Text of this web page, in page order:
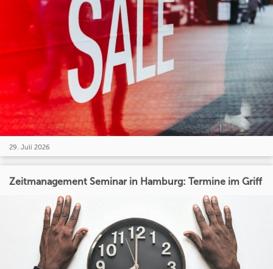
29. Juli 2026
Zeitmanagement Seminar in Hamburg: Termine im Griff